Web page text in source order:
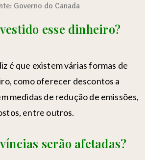
Governo do Canada
esse dinheiro?
é que existem várias formas de
como oferecer descontos a
medidas de redução de emissões,
entre outros.
serão afetadas?